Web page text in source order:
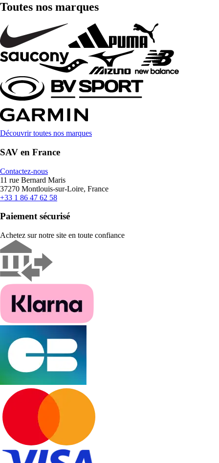
Toutes nos marques
Découvrir toutes nos marques
SAV en France
Contactez-nous
11 rue Bernard Maris
37270 Montlouis-sur-Loire, France
+33 1 86 47 62 58
Paiement sécurisé
Achetez sur notre site en toute confiance